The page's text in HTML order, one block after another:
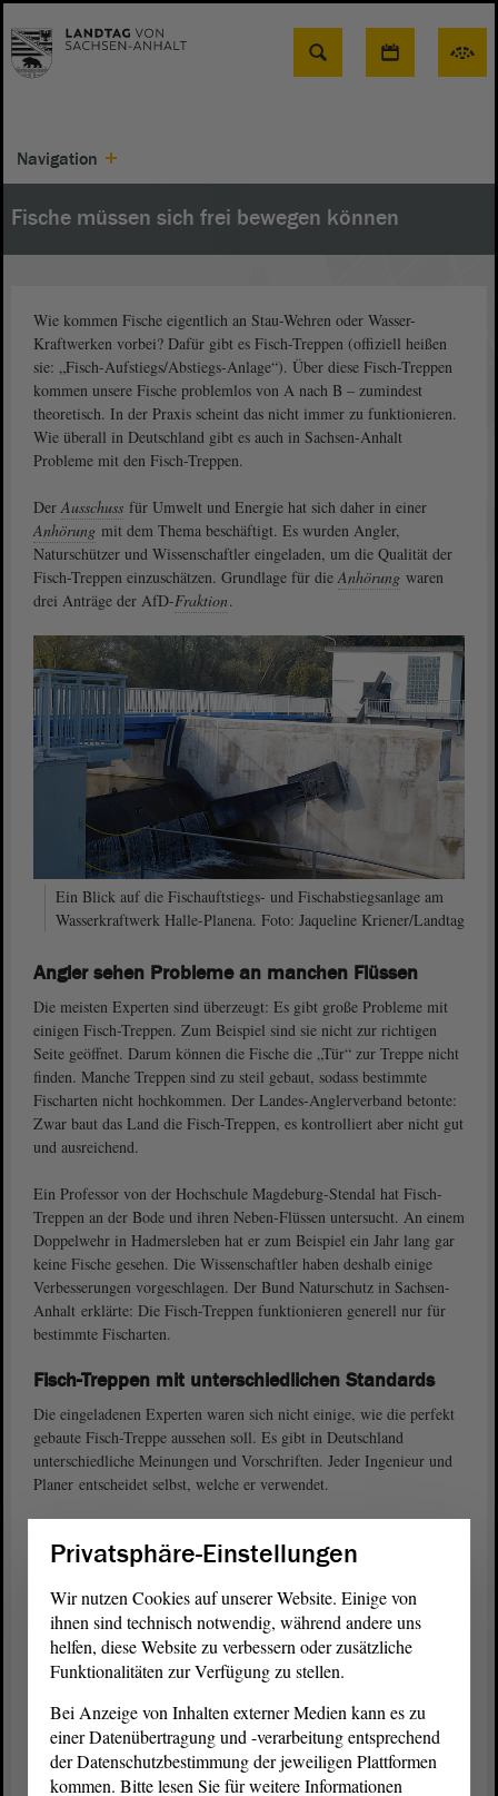
Suche
Navigation
Fische müssen sich frei bewegen können
Wie kommen Fische eigentlich an Stau-Wehren oder Wasser-
Kraftwerken vorbei? Dafür gibt es Fisch-Treppen (offiziell heißen
sie: „Fisch-Aufstiegs/Abstiegs-Anlage“). Über diese Fisch-Treppen
kommen unsere Fische problemlos von A nach B – zumindest
theoretisch. In der Praxis scheint das nicht immer zu funktionieren.
Wie überall in Deutschland gibt es auch in Sachsen-Anhalt
Probleme mit den Fisch-Treppen.
DerAusschuss für Umwelt und Energie hat sich daher in einer
Anhörung mit dem Thema beschäftigt. Es wurden Angler,
Naturschützer und Wissenschaftler eingeladen, um die Qualität der
Fisch-Treppen einzuschätzen. Grundlage für dieAnhörung waren
drei Anträge der AfD-Fraktion.
Ein Blick auf die Fischauftstiegs- und Fischabstiegsanlage am
Wasserkraftwerk Halle-Planena. Foto: Jaqueline Kriener/Landtag
Angler sehen Probleme an manchen Flüssen
Die meisten Experten sind überzeugt: Es gibt große Probleme mit
einigen Fisch-Treppen. Zum Beispiel sind sie nicht zur richtigen
Seite geöffnet. Darum können die Fische die „Tür“ zur Treppe nicht
finden. Manche Treppen sind zu steil gebaut, sodass bestimmte
Fischarten nicht hochkommen. Der Landes-Anglerverband betonte:
Zwar baut das Land die Fisch-Treppen, es kontrolliert aber nicht gut
und ausreichend.
Ein Professor von der Hochschule Magdeburg-Stendal hat Fisch-
Treppen an der Bode und ihren Neben-Flüssen untersucht. An einem
Doppelwehr in Hadmersleben hat er zum Beispiel ein Jahr lang gar
keine Fische gesehen. Die Wissenschaftler haben deshalb einige
Verbesserungen vorgeschlagen. Der Bund Naturschutz in Sachsen-
Anhalt erklärte: Die Fisch-Treppen funktionieren generell nur für
bestimmte Fischarten.
Fisch-Treppen mit unterschiedlichen Standards
Die eingeladenen Experten waren sich nicht einige, wie die perfekt
gebaute Fisch-Treppe aussehen soll. Es gibt in Deutschland
unterschiedliche Meinungen und Vorschriften. Jeder Ingenieur und
Planer entscheidet selbst, welche er verwendet.
Fisch-Treppen in Sachsen-Anhalt. Wir richten uns nach den
es Probleme bei einer Treppe gibt, wird nachgebessert. Genau das
konnten die Anwesenden Angler-Verbände aber nicht bestätigen.
Endgültige Lösung ist vertagt
Am Ende der Anhörung schlug der Ausschuss -Vorsitzende vor, das
Thema abzuschließen, weil der
Landtag
kurz vor der Landtagswahl
im Juni nicht mehr viel machen kann. Danach sollten sich die neu
gewählten Abgeordneten aber unbedingt erneut mit den Fisch-
Privatsphäre-Einstellungen
Wir nutzen Cookies auf unserer Website. Einige von
ihnen sind technisch notwendig, während andere uns
helfen, diese Website zu verbessern oder zusätzliche
Funktionalitäten zur Verfügung zu stellen.
Bei Anzeige von Inhalten externer Medien kann es zu
einer Datenübertragung und -verarbeitung entsprechend
der Datenschutzbestimmung der jeweiligen Plattformen
kommen. Bitte lesen Sie für weitere Informationen